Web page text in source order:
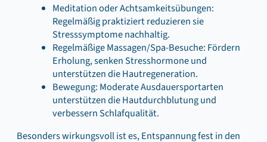
Meditation oder Achtsamkeitsübungen:
Regelmäßig praktiziert reduzieren sie
Stresssymptome nachhaltig.
Regelmäßige Massagen/Spa-Besuche: Fördern
Erholung, senken Stresshormone und
unterstützen die Hautregeneration.
Bewegung: Moderate Ausdauersportarten
unterstützen die Hautdurchblutung und
verbessern Schlafqualität.
Besonders wirkungsvoll ist es, Entspannung fest in den